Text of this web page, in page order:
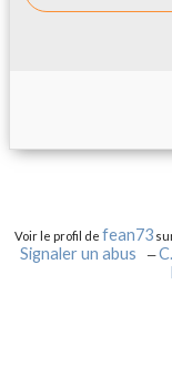
Voir le profil defean73
Signaler un abus